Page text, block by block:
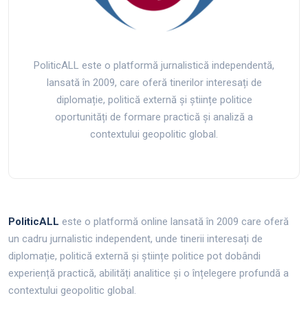
PoliticALL este o platformă jurnalistică independentă,
lansată în 2009, care oferă tinerilor interesați de
diplomație, politică externă și științe politice
oportunități de formare practică și analiză a
contextului geopolitic global.
PoliticALL este o platformă online lansată în 2009 care oferă
un cadru jurnalistic independent, unde tinerii interesați de
diplomație, politică externă și științe politice pot dobândi
experiență practică, abilități analitice și o înțelegere profundă a
contextului geopolitic global.